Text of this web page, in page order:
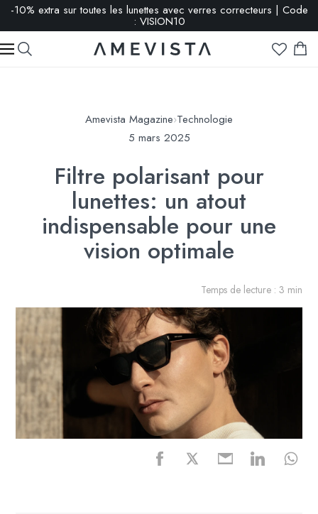
-10% extra sur toutes les lunettes avec verres correcteurs | Code
: VISION10
Amevista Magazine›Technologie
5 mars 2025
Filtre polarisant pour
lunettes: un atout
indispensable pour une
vision optimale
Temps de lecture : 3 min